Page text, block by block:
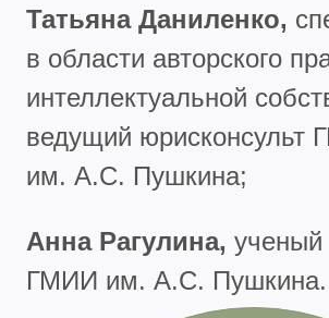
Татьяна Даниленко,
в области авторского
интеллектуальной
ведущий юрисконсульт
им. А.С. Пушкина;
Анна Рагулина, ученый
ГМИИ им. А.С. Пушкина.